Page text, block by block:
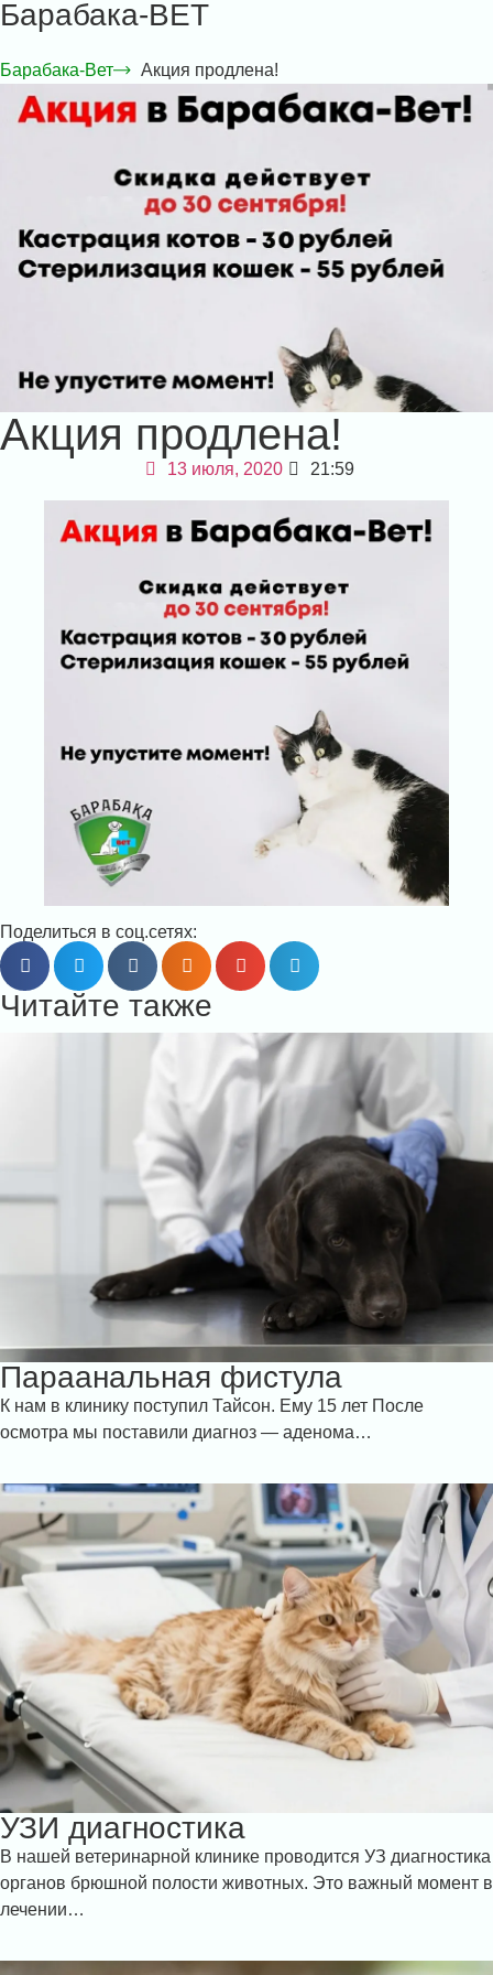
Барабака-ВЕТ
Барабака-Вет Акция продлена!
Акция продлена!
13 июля, 2020 21:59
Поделиться в соц.сетях:
Читайте также
Параанальная фистула
К нам в клинику поступил Тайсон. Ему 15 лет После
осмотра мы поставили диагноз — аденома…
УЗИ диагностика
В нашей ветеринарной клинике проводится УЗ диагностика
органов брюшной полости животных. Это важный момент в
лечении…